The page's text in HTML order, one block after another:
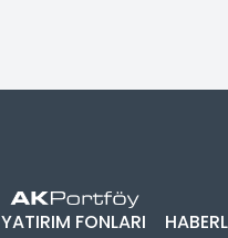
YATIRIM FONLARI